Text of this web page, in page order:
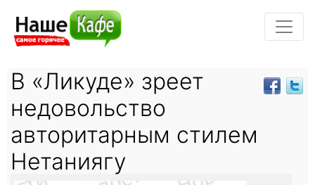
В «Ликуде» зреет
недовольство
авторитарным стилем
Нетаниягу